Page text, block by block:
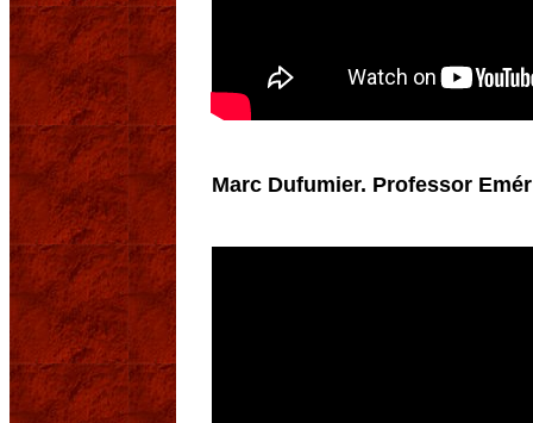
Marc Dufumier. Professor